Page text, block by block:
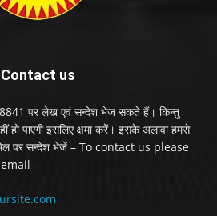
Contact us
पर लेख एवं सन्देश भेज सकते हैं। किन्तु
हो पाएगी इसलिए क्षमा करें। इसके अलावा हमसे
पर सन्देश भेजें – To contact us please
–